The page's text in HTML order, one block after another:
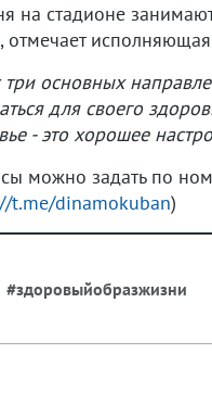
на стадионе
отмечает
три основных
для своего
- это хорошее
можно задать по
t.me/dinamokuban)
#здоровыйобразжизни